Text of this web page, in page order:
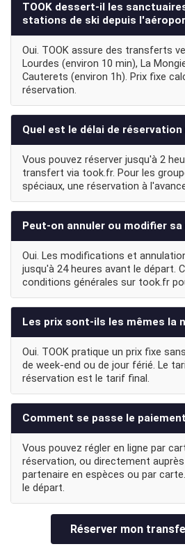
TOOK dessert-il les
stations de ski depuis
Oui. TOOK assure des transferts
Lourdes (environ 10 min), La
Cauterets (environ 1h). Prix fixe
réservation.
Quel est le délai de réservation
Vous pouvez réserver jusqu'à 2
transfert via took.fr. Pour les
spéciaux, une réservation à
Peut-on annuler ou modifier
Oui. Les modifications et
jusqu'à 24 heures avant le départ.
conditions générales sur took.fr
Les prix sont-ils les mêmes la
Oui. TOOK pratique un prix fixe
de week-end ou de jour férié. Le
réservation est le tarif final.
Comment se passe le
Vous pouvez régler en ligne par
réservation, ou directement
partenaire en espèces ou par
le départ.
Réserver mon